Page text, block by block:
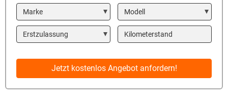
Marke Modell
Year Kilometerstand
Jetzt kostenlos Angebot anfordern!